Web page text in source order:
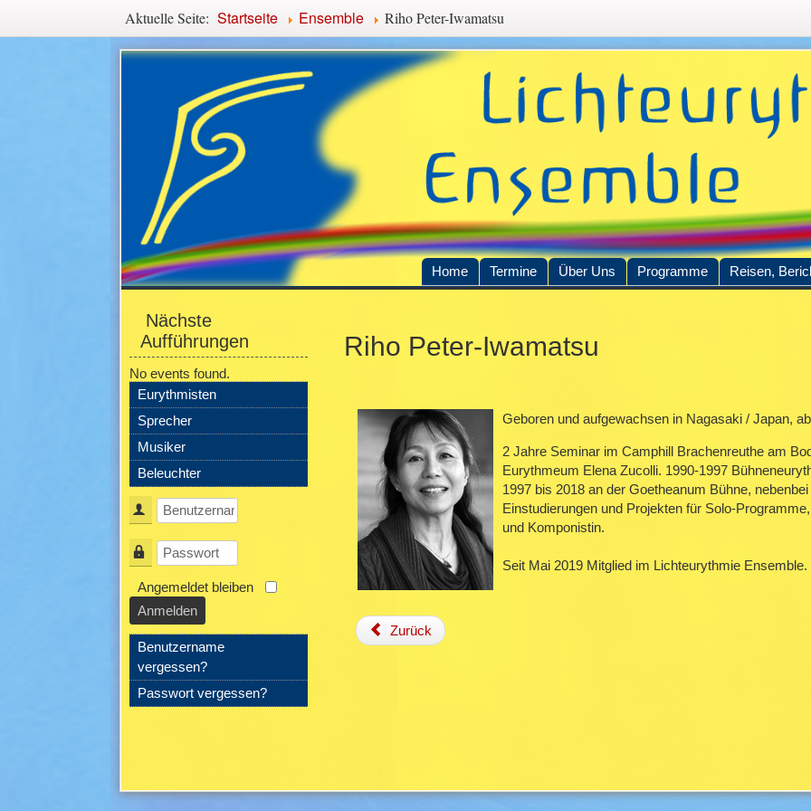
Navigationspfad
Aktuelle Seite:Startseite Ensemble Riho Peter-Iwamatsu
Hauptmenü Home Termine Über Uns Programme Reisen,
Seitenmenü
Nächste
Aufführungen
No events found.
Eurythmisten
Sprecher
Musiker
Beleuchter
Benutzername
Passwort
Angemeldet bleiben
Anmelden
Benutzername
vergessen?
Passwort vergessen?
Riho Peter-Iwamatsu
Geboren und aufgewachsen in Nagasaki / Japan,
2 Jahre Seminar im Camphill Brachenreuthe am
Eurythmeum Elena Zucolli. 1990-1997
1997 bis 2018 an der Goetheanum Bühne,
Einstudierungen und Projekten für Solo-
und Komponistin.
Seit Mai 2019 Mitglied im Lichteurythmie Ensemble.
Zurück